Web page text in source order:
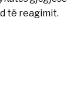
të reagimit.